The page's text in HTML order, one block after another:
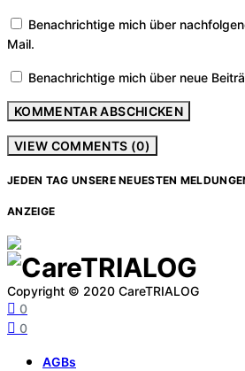
Benachrichtige mich über
Mail.
Benachrichtige mich über neue
VIEW COMMENTS (0)
JEDEN TAG UNSERE NEUESTEN
ANZEIGE
Copyright © 2020 CareTRIALOG
0
0
AGBs